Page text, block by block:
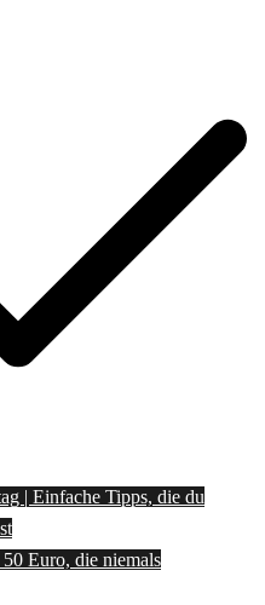
| Einfache Tipps, die du
Euro, die niemals